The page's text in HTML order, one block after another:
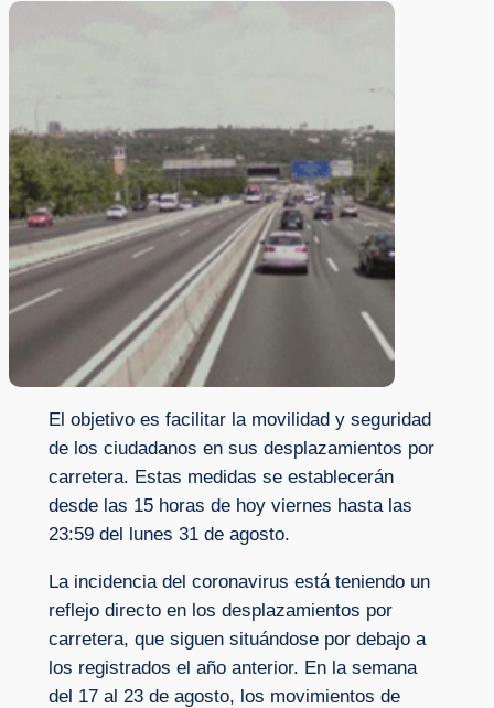
El objetivo es facilitar la movilidad y seguridad
de los ciudadanos en sus desplazamientos por
carretera. Estas medidas se establecerán
desde las 15 horas de hoy viernes hasta las
23:59 del lunes 31 de agosto.
La incidencia del coronavirus está teniendo un
reflejo directo en los desplazamientos por
carretera, que siguen situándose por debajo a
los registrados el año anterior. En la semana
del 17 al 23 de agosto, los movimientos de